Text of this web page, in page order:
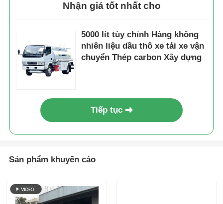
Nhận giá tốt nhất cho
5000 lít tùy chỉnh Hàng không
nhiên liệu dầu thô xe tải xe vận
chuyển Thép carbon Xây dựng
Tiếp tục
Sản phẩm khuyến cáo